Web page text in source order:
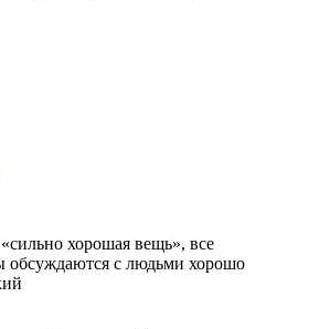
хорошая вещь», все
обсуждаются с людьми хорошо